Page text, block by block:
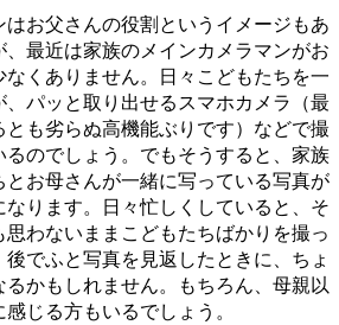
お父さんの役割というイメージもあ
最近は家族のメインカメラマンがお
くありません。日々こどもたちを一
パッと取り出せるスマホカメラ（最
も劣らぬ高機能ぶりです）などで撮
るのでしょう。でもそうすると、家族
お母さんが一緒に写っている写真が
ります。日々忙しくしていると、そ
わないままこどもたちばかりを撮っ
でふと写真を見返したときに、ちょ
かもしれません。もちろん、母親以
じる方もいるでしょう。